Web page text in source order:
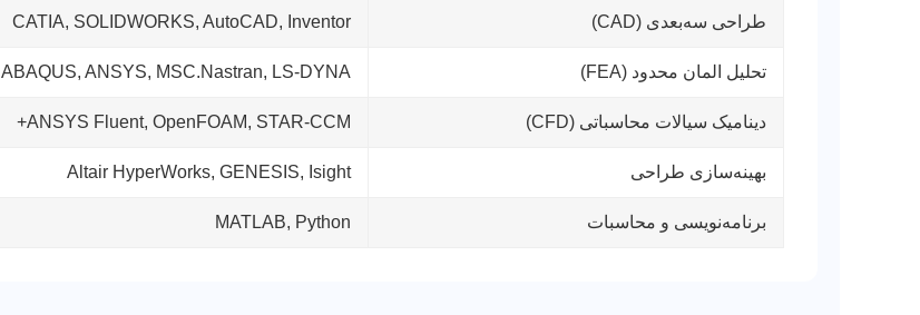
طراحی سه‌بعدی (CAD) CATIA, SOLIDWORKS, AutoCAD, Inventor
تحلیل المان محدود (FEA) ABAQUS, ANSYS, MSC.Nastran, LS-DYNA (برای تحلیل تصادف)
دینامیک سیالات محاسباتی (CFD) ANSYS Fluent, OpenFOAM, STAR-CCM+
بهینه‌سازی طراحی Altair HyperWorks, GENESIS, Isight
برنامه‌نویسی و محاسبات MATLAB, Python